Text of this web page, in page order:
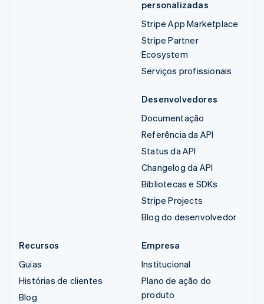
personalizadas
Stripe App Marketplace
Stripe Partner
Ecosystem
Serviços profissionais
Desenvolvedores
Documentação
Referência da API
Status da API
Changelog da API
Bibliotecas e SDKs
Stripe Projects
Blog do desenvolvedor
Recursos
Guias
Histórias de clientes
Blog
Empresa
Institucional
Plano de ação do
produto